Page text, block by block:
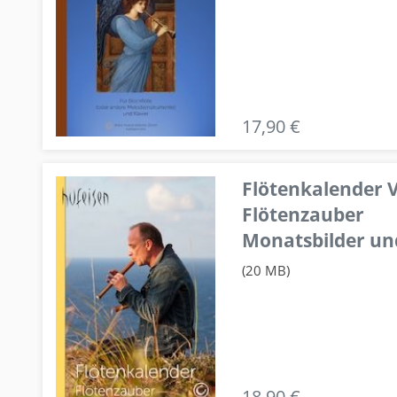
17,90 €
Flötenkalender
Flötenzauber
Monatsbilder
(20 MB)